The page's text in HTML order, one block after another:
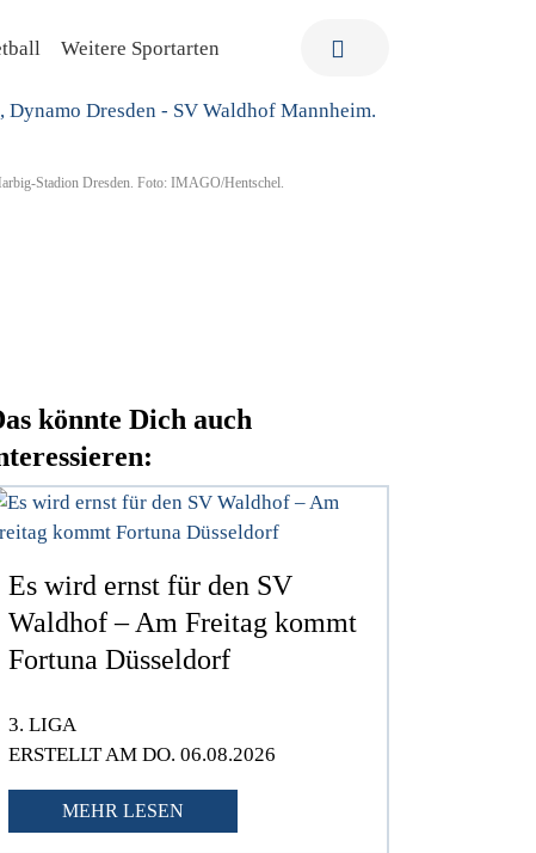
Weitere Sportarten
Stadion Dresden. Foto: IMAGO/Hentschel.
könnte Dich auch
Es wird ernst für den SV
Waldhof – Am Freitag kommt
Fortuna Düsseldorf
3. LIGA
ERSTELLT AM DO. 06.08.2026
MEHR LESEN